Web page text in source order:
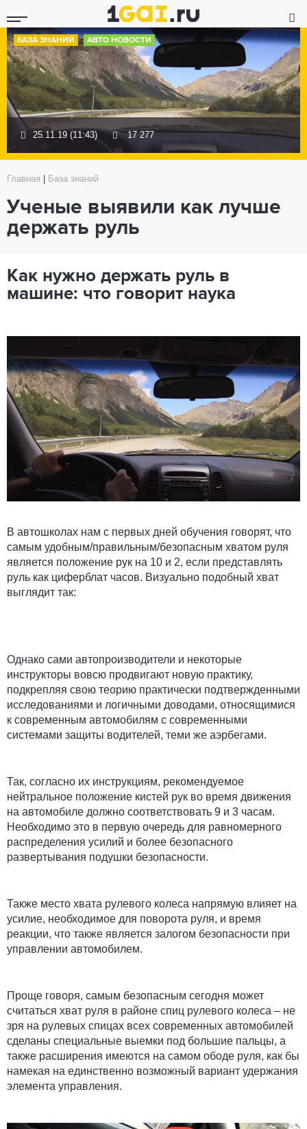
БАЗА ЗНАНИЙ АВТО НОВОСТИ
25.11.19 (11:43) 17 277
Главная База знаний
Ученые выявили как лучше
держать руль
Как нужно держать руль в
машине: что говорит наука
В автошколах нам с первых дней обучения говорят, что
самым удобным/правильным/безопасным хватом руля
является положение рук на 10 и 2, если представлять
руль как циферблат часов. Визуально подобный хват
выглядит так:
Однако сами автопроизводители и некоторые
инструкторы вовсю продвигают новую практику,
подкрепляя свою теорию практически подтвержденными
исследованиями и логичными доводами, относящимися
к современным автомобилям с современными
системами защиты водителей, теми же аэрбегами.
Так, согласно их инструкциям, рекомендуемое
нейтральное положение кистей рук во время движения
на автомобиле должно соответствовать 9 и 3 часам.
Необходимо это в первую очередь для равномерного
распределения усилий и более безопасного
развертывания подушки безопасности.
Также место хвата рулевого колеса напрямую влияет на
усилие, необходимое для поворота руля, и время
реакции, что также является залогом безопасности при
управлении автомобилем.
Проще говоря, самым безопасным сегодня может
считаться хват руля в районе спиц рулевого колеса – не
зря на рулевых спицах всех современных автомобилей
сделаны специальные выемки под большие пальцы, а
также расширения имеются на самом ободе руля, как бы
намекая на единственно возможный вариант удержания
элемента управления.